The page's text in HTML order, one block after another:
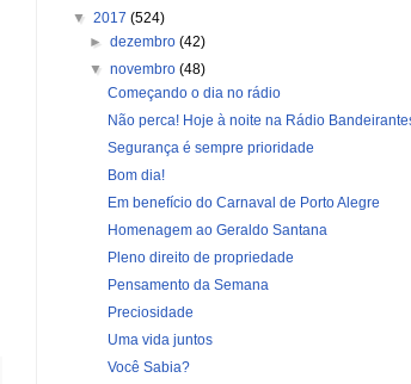
▼ 2017 (524)
►dezembro(42)
▼novembro(48)
Começando o dia no rádio
Não perca! Hoje à noite na Rádio
Segurança é sempre prioridade
Bom dia!
Em benefício do Carnaval de Porto Alegre
Homenagem ao Geraldo Santana
Pleno direito de propriedade
Pensamento da Semana
Preciosidade
Uma vida juntos
Você Sabia?